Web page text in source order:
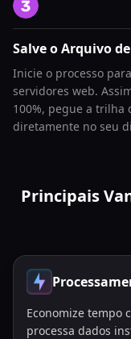
Salve o Arquivo
Inicie o processo
servidores web.
100%, pegue a trilha
diretamente no seu
Principais
Economize tempo
processa dados